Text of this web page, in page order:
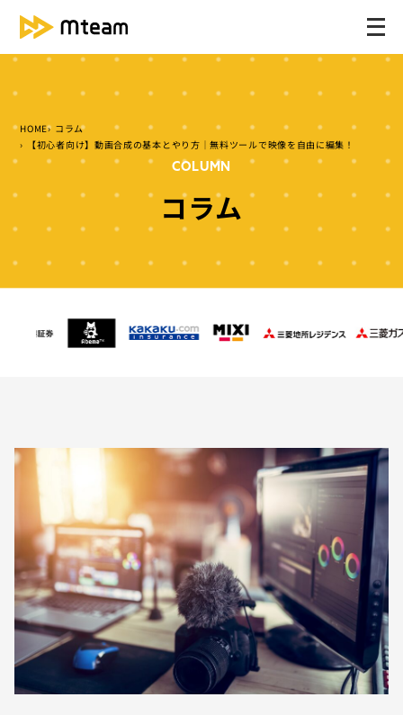
メ
HOME コラム
【初心者向け】動画合成の基本とやり方｜無料ツールで映像を自由に編集！
COLUMN
コラム